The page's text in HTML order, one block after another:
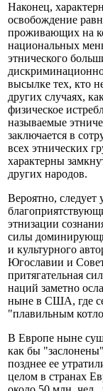
Наконец,
освобождение
проживающих на
национальных
этнического
высылке тех, кто
других случаях,
физическое
называемые
заключается в
всех этнических
характерны
других народов.
Вероятно,
этнизации
силы
и культурного
Югославии и
притягательная
наций заметно
ныне в США, где
"плавильным
В Европе ныне
как бы
позднее ее
целом в странах